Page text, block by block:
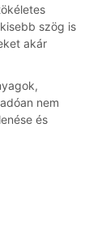
szög is
akár
nem
és